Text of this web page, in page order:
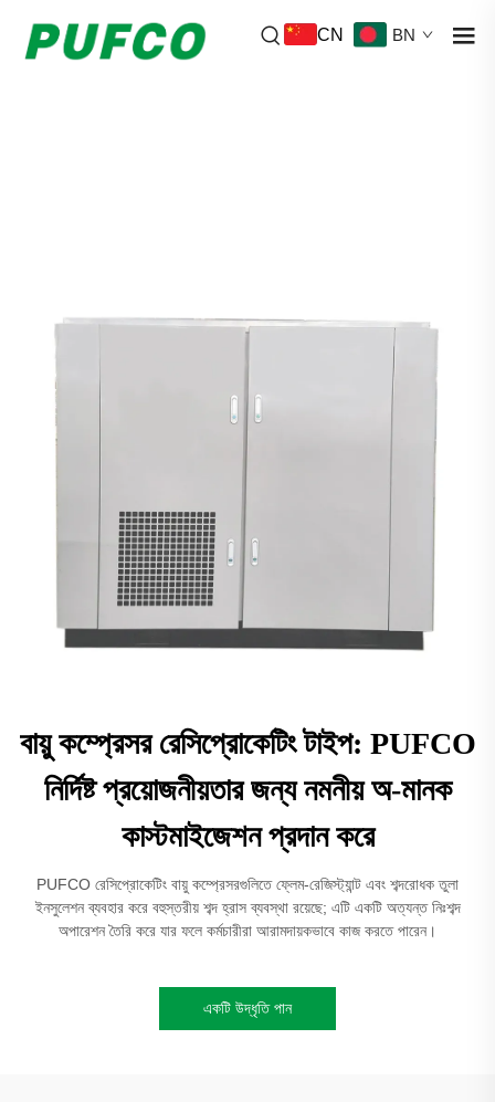
CN BN
বায়ু কম্প্রেসর রেসিপ্রোকেটিং টাইপ: PUFCO
নির্দিষ্ট প্রয়োজনীয়তার জন্য নমনীয় অ-মানক
কাস্টমাইজেশন প্রদান করে
PUFCO রেসিপ্রোকেটিং বায়ু কম্প্রেসরগুলিতে ফ্লেম-রেজিস্ট্যান্ট এবং শব্দরোধক তুলা
ইনসুলেশন ব্যবহার করে বহুস্তরীয় শব্দ হ্রাস ব্যবস্থা রয়েছে; এটি একটি অত্যন্ত নিঃশব্দ
অপারেশন তৈরি করে যার ফলে কর্মচারীরা আরামদায়কভাবে কাজ করতে পারেন।
একটি উদ্ধৃতি পান